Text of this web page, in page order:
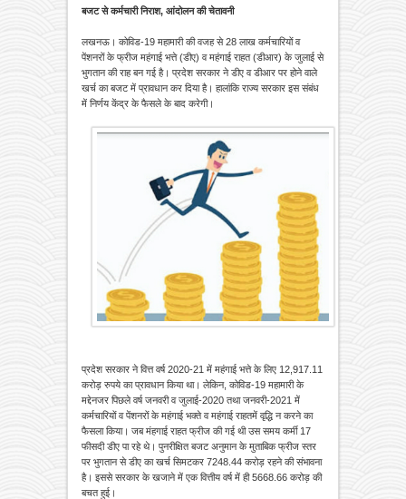
बजट से कर्मचारी निराश, आंदोलन की चेतावनी
लखनऊ। कोविड-19 महामारी की वजह से 28 लाख कर्मचारियों व
पेंशनरों के फ्रीज महंगाई भत्ते (डीए) व महंगाई राहत (डीआर) के जुलाई से
भुगतान की राह बन गई है। प्रदेश सरकार ने डीए व डीआर पर होने वाले
खर्च का बजट में प्रावधान कर दिया है। हालांकि राज्य सरकार इस संबंध
में निर्णय केंद्र के फैसले के बाद करेगी।
प्रदेश सरकार ने वित्त वर्ष 2020-21 में महंगाई भत्ते के लिए 12,917.11
करोड़ रुपये का प्रावधान किया था। लेकिन, कोविड-19 महामारी के
मद्देनजर पिछले वर्ष जनवरी व जुलाई-2020 तथा जनवरी-2021 में
कर्मचारियों व पेंशनरों के महंगाई भक्ते व महंगाई राहतमें वृद्धि न करने का
फैसला किया। जब मंहगाई राहत फ्रीज की गई थी उस समय कर्मी 17
फीसदी डीए पा रहे थे। पुनरीक्षित बजट अनुमान के मुताबिक फ्रीज स्तर
पर भुगतान से डीए का खर्च सिमटकर 7248.44 करोड़ रहने की संभावना
है। इससे सरकार के खजाने में एक वित्तीय वर्ष में ही 5668.66 करोड़ की
बचत हुई।